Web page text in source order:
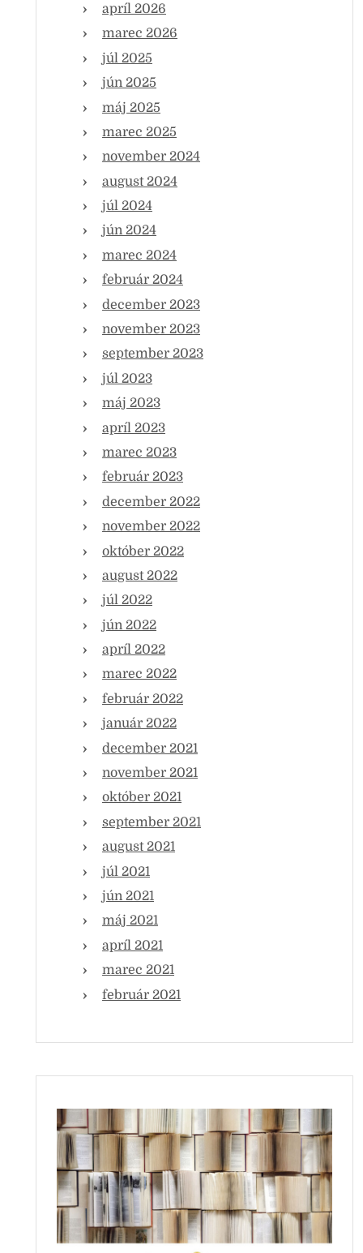
apríl 2026
marec 2026
júl 2025
jún 2025
máj 2025
marec 2025
november 2024
august 2024
júl 2024
jún 2024
marec 2024
február 2024
december 2023
november 2023
september 2023
júl 2023
máj 2023
apríl 2023
marec 2023
február 2023
december 2022
november 2022
október 2022
august 2022
júl 2022
jún 2022
apríl 2022
marec 2022
február 2022
január 2022
december 2021
november 2021
október 2021
september 2021
august 2021
júl 2021
jún 2021
máj 2021
apríl 2021
marec 2021
február 2021